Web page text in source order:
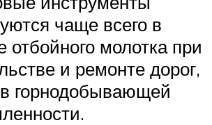
чаще всего в
отбойного молотка при
и ремонте дорог,
горнодобывающей